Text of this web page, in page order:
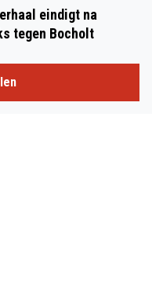
eindigt na
tegen Bocholt